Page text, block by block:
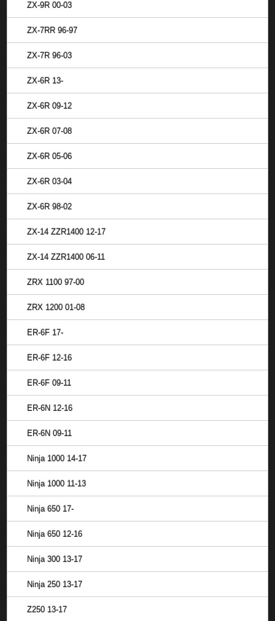
ZX-9R 00-03
ZX-7RR 96-97
ZX-7R 96-03
ZX-6R 13-
ZX-6R 09-12
ZX-6R 07-08
ZX-6R 05-06
ZX-6R 03-04
ZX-6R 98-02
ZX-14 ZZR1400 12-17
ZX-14 ZZR1400 06-11
ZRX 1100 97-00
ZRX 1200 01-08
ER-6F 17-
ER-6F 12-16
ER-6F 09-11
ER-6N 12-16
ER-6N 09-11
Ninja 1000 14-17
Ninja 1000 11-13
Ninja 650 17-
Ninja 650 12-16
Ninja 300 13-17
Ninja 250 13-17
Z250 13-17